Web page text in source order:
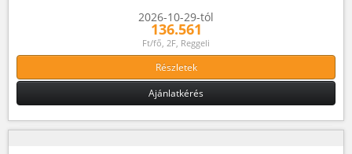
2026-10-29-tól
136.561
Ft/fő, 2F, Reggeli
Részletek
Ajánlatkérés